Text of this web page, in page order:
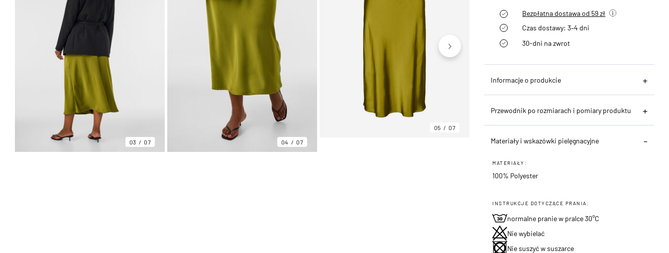
03 07 04 07
05 07 06 07
Bezpłatna dostawa od 59 zł
Czas dostawy: 3–4 dni
30-dni na zwrot
Informacje o produkcie
Przewodnik po rozmiarach i pomiary produktu
Materiały i wskazówki pielęgnacyjne
MATERIAŁY:
100% Polyester
INSTRUKCJE DOTYCZĄCE PRANIA:
normalne pranie w pralce 30°C
Nie wybielać
Nie suszyć w suszarce